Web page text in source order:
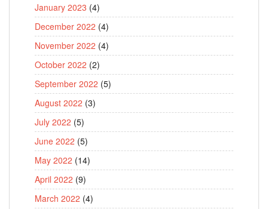
January 2023 (4)
December 2022 (4)
November 2022 (4)
October 2022 (2)
September 2022 (5)
August 2022 (3)
July 2022 (5)
June 2022 (5)
May 2022 (14)
April 2022 (9)
March 2022 (4)